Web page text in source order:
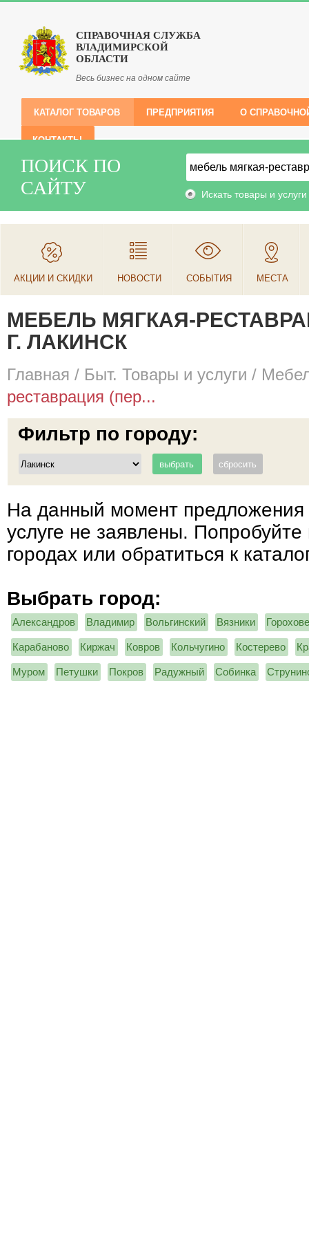
СПРАВОЧНАЯ СЛУЖБА
ВЛАДИМИРСКОЙ
ОБЛАСТИ
Весь бизнес на одном сайте
КАТАЛОГ ТОВАРОВ ПРЕДПРИЯТИЯ О
КОНТАКТЫ
ПОИСК ПО
САЙТУ
Искать товары и услуги
АКЦИИ И СКИДКИ НОВОСТИ СОБЫТИЯ МЕСТА
МЕБЕЛЬ МЯГКАЯ-
Г. ЛАКИНСК
Главная / Быт. Товары и услуги /
реставрация (пер...
Фильтр по городу:
На данный момент предложения
услуге не заявлены. Попробуйте
городах или обратиться к
Выбрать город:
Александров Владимир Вольгинский Вязники
Карабаново Киржач Ковров Кольчугино Костерево
Муром Петушки Покров Радужный Собинка